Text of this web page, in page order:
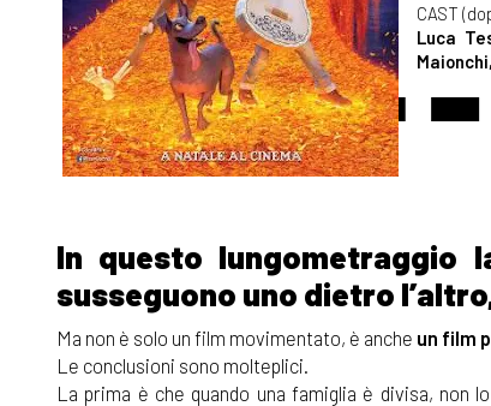
CAST
Luca
In questo lungometraggio
susseguono uno dietro
Ma non è solo un film movimentato, è anche un film
Le conclusioni sono molteplici.
La prima è che quando una famiglia è divisa, non